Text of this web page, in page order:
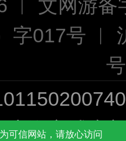
︱ 文网游
字017号 ︱
上海市浦东